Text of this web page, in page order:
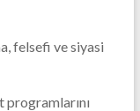
felsefi ve siyasi